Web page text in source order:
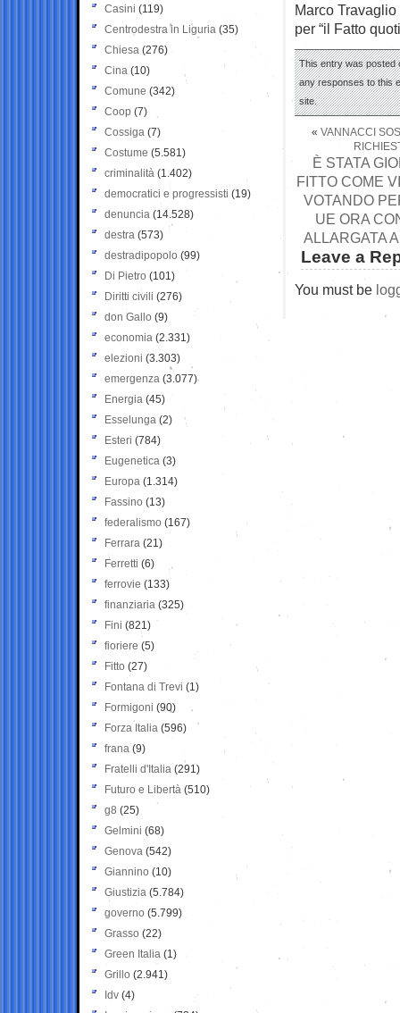
Marco Travaglio
per “il Fatto
This entry was posted
any responses to this
site.
« VANNACCI
È STATA
FITTO COME
VOTANDO
UE ORA
ALLARGATA
Leave a
You must be
Casini (119)
Centrodestra in Liguria (35)
Chiesa (276)
Cina (10)
Comune (342)
Coop (7)
Cossiga (7)
Costume (5.581)
criminalità (1.402)
democratici e progressisti (19)
denuncia (14.528)
destra (573)
destradipopolo (99)
Di Pietro (101)
Diritti civili (276)
don Gallo (9)
economia (2.331)
elezioni (3.303)
emergenza (3.077)
Energia (45)
Esselunga (2)
Esteri (784)
Eugenetica (3)
Europa (1.314)
Fassino (13)
federalismo (167)
Ferrara (21)
Ferretti (6)
ferrovie (133)
finanziaria (325)
Fini (821)
fioriere (5)
Fitto (27)
Fontana di Trevi (1)
Formigoni (90)
Forza Italia (596)
frana (9)
Fratelli d'Italia (291)
Futuro e Libertà (510)
g8 (25)
Gelmini (68)
Genova (542)
Giannino (10)
Giustizia (5.784)
governo (5.799)
Grasso (22)
Green Italia (1)
Grillo (2.941)
Idv (4)